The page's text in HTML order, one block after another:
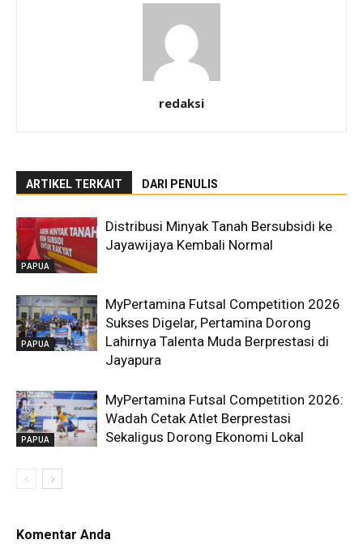
redaksi
ARTIKEL TERKAIT DARI PENULIS
PAPUA
Distribusi Minyak Tanah Bersubsidi ke
Jayawijaya Kembali Normal
PAPUA
MyPertamina Futsal Competition 2026
Sukses Digelar, Pertamina Dorong
Lahirnya Talenta Muda Berprestasi di
Jayapura
PAPUA
MyPertamina Futsal Competition 2026:
Wadah Cetak Atlet Berprestasi
Sekaligus Dorong Ekonomi Lokal
Komentar Anda